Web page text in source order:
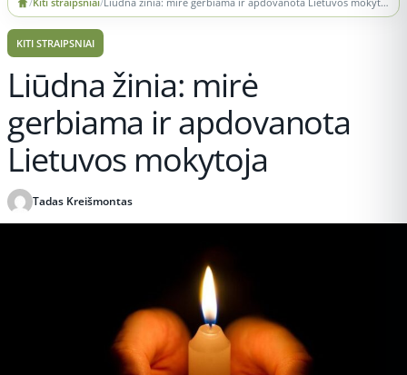
to
content
/Kiti straipsniai/ Liūdna žinia: mirė gerbiama ir apdovanota Lietuvos mokytoja
KITI STRAIPSNIAI
Liūdna žinia: mirė
gerbiama ir apdovanota
Lietuvos mokytoja
Tadas Kreišmontas